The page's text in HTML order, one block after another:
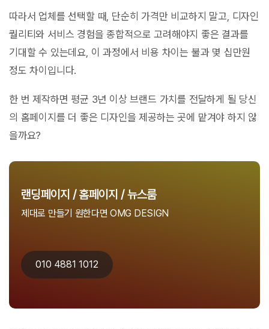
따라서 업체를 선택할 때, 단순히 가격만 비교하지 말고, 디자인
퀄리티와 서비스 경험을 종합적으로 고려해야지 좋은 결과를
기대할 수 있는데요, 이 과정에서 비용 차이는 불과 몇 십만원
정도 차이입니다.
한 번 제작하면 평균 3년 이상 브랜드 가치를 전달하게 될 당신
의 홈페이지를 더 좋은 디자인을 제공하는 곳에 맡겨야 하지 않
을까요?
랜딩페이지 / 홈페이지 / 뉴스룸
제대로 만들기 원한다면 OMG DESIGN
010 4881 1012